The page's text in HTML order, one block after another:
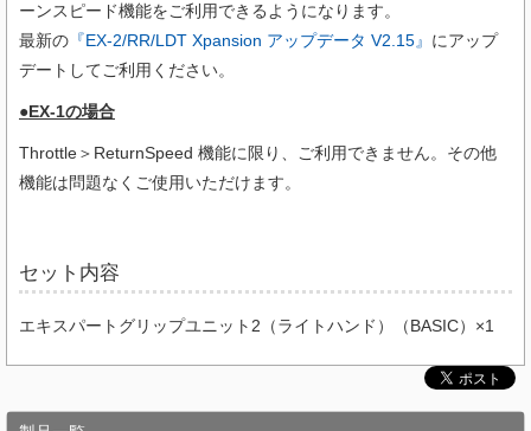
ーンスピード機能をご利用できるようになります。
最新の 『EX-2/RR/LDT Xpansion アップデータ V2.15』 にアップ
デートしてご利用ください。
●EX-1の場合
Throttle＞ReturnSpeed 機能に限り、ご利用できません。その他
機能は問題なくご使用いただけます。
セット内容
エキスパートグリップユニット2（ライトハンド）（BASIC）×1